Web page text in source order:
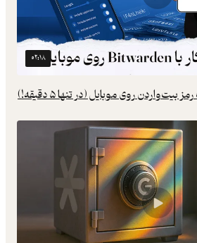
۰۲:۱۸
بیت‌واردن روی موبایل (در تنها ۵ دقیقه!)